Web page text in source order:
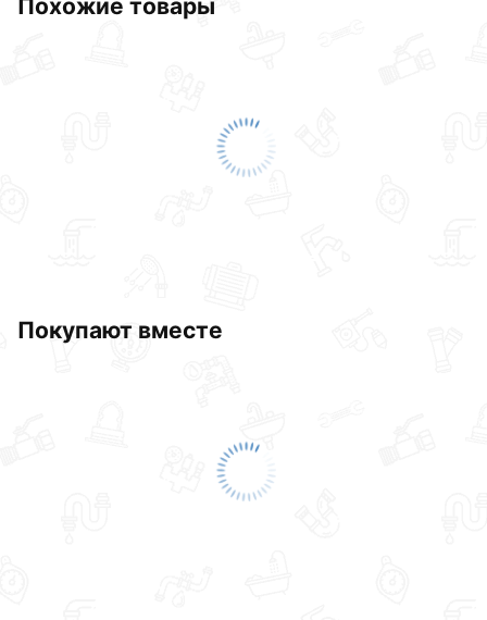
Похожие товары
Покупают вместе